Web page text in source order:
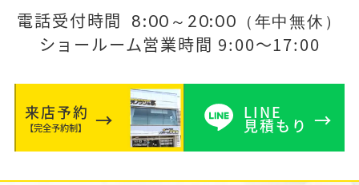
電話受付時間 8:00～20:00（年中無休）
ショールーム営業時間 9:00～17:00
来店予約
【完全予約制】
LINE
見積もり